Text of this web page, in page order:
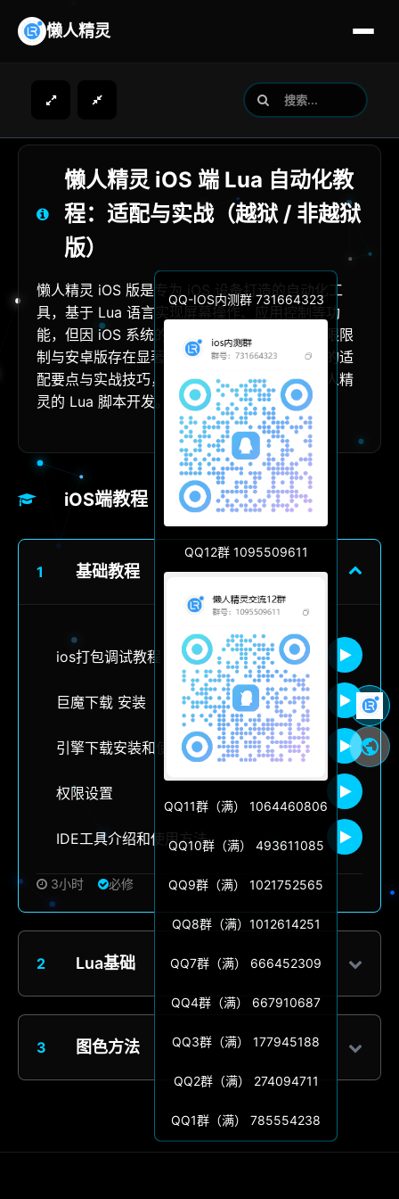
懒人精灵
懒人精灵 iOS 端 Lua 自动化教
程：适配与实战（越狱 / 非越狱
版）
懒人精灵 iOS 版是专为 iOS 设备打造的自动化工
具，基于 Lua 语言实现屏幕操作、应用控制等功
能，但因 iOS 系统的封闭性，其使用方式、权限限
制与安卓版存在显著差异。本教程聚焦 iOS 端的适
配要点与实战技巧，帮助你快速上手 iOS 版懒人精
灵的 Lua 脚本开发。
iOS端教程
1 基础教程
ios打包调试教程
巨魔下载 安装
引擎下载安装和使用
权限设置
IDE工具介绍和使用方法
3小时 必修
2 Lua基础
3 图色方法
QQ-IOS内测群 731664323
QQ12群 1095509611
QQ11群（满） 1064460806
QQ10群（满） 493611085
QQ9群（满） 1021752565
QQ8群（满）1012614251
QQ7群（满） 666452309
QQ4群（满） 667910687
QQ3群（满） 177945188
QQ2群（满） 274094711
QQ1群（满） 785554238